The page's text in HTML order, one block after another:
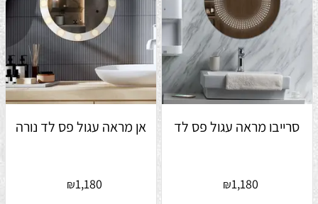
סרייבו מראה עגול פס לד
₪1,180
אן מראה עגול פס לד נורה
₪1,180